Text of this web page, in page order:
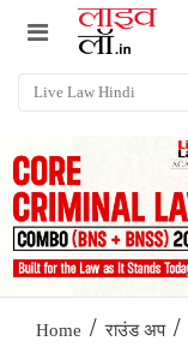
Home / राउंड अप /